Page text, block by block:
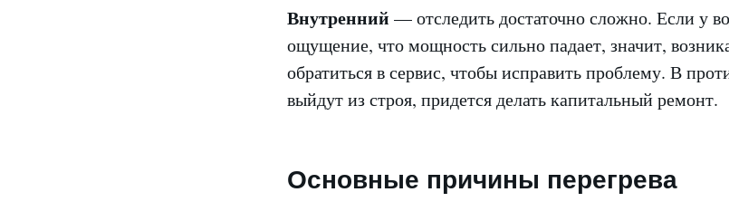
Внутренний — отследить достаточно сложно. Если у
ощущение, что мощность сильно падает, значит,
обратиться в сервис, чтобы исправить проблему. В
выйдут из строя, придется делать капитальный ремонт.
Основные причины перегрева